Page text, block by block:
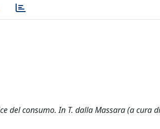
del consumo. In T. dalla Massara (a cura